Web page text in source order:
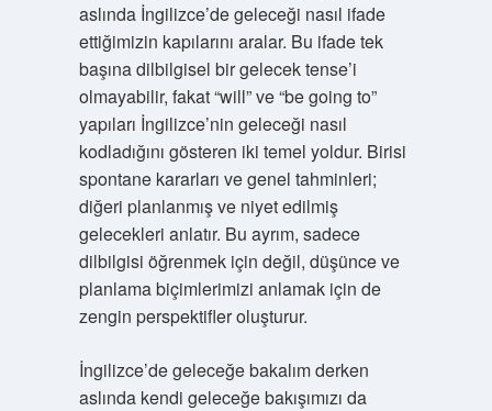
aslında İngilizce’de geleceği nasıl ifade
ettiğimizin kapılarını aralar. Bu ifade tek
başına dilbilgisel bir gelecek tense’i
olmayabilir, fakat “will” ve “be going to”
yapıları İngilizce’nin geleceği nasıl
kodladığını gösteren iki temel yoldur. Birisi
spontane kararları ve genel tahminleri;
diğeri planlanmış ve niyet edilmiş
gelecekleri anlatır. Bu ayrım, sadece
dilbilgisi öğrenmek için değil, düşünce ve
planlama biçimlerimizi anlamak için de
zengin perspektifler oluşturur.
İngilizce’de geleceğe bakalım derken
aslında kendi geleceğe bakışımızı da